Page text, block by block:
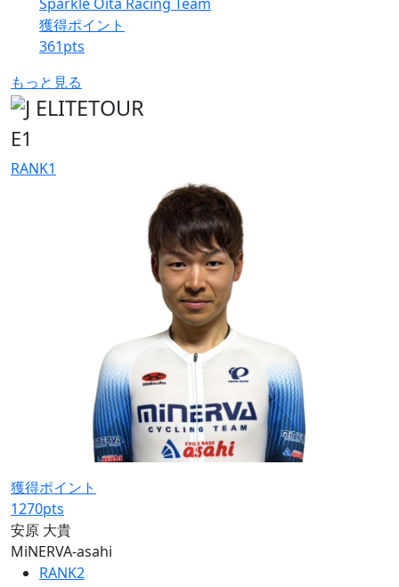
獲得ポイント
361pts
もっと見る
E1
RANK1
獲得ポイント
1270pts
安原 大貴
MiNERVA-asahi
RANK2